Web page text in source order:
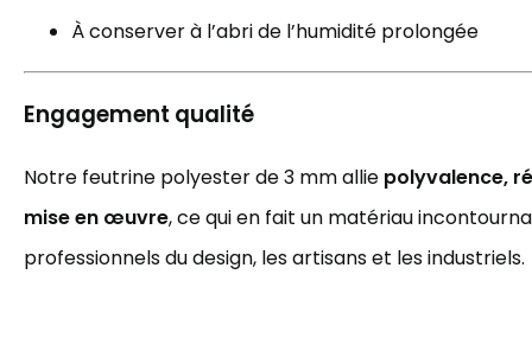
À conserver à l’abri de l’humidité prolongée
Engagement qualité
Notre feutrine polyester de 3 mm allie polyvalence,
mise en œuvre, ce qui en fait un matériau
professionnels du design, les artisans et les industriels.